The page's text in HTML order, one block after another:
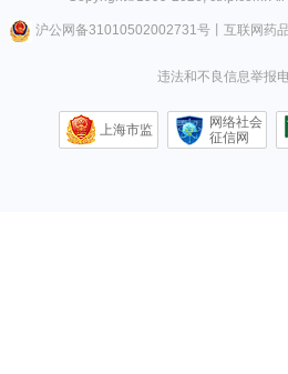
沪公网备31010502002731号丨 互联网药
违法和不良信息举报
上海市监
网络社会
征信网